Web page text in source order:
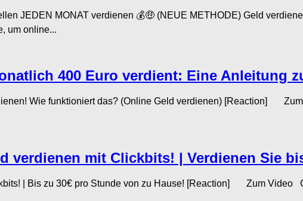
JEDEN MONAT verdienen 💰🤑 (NEUE METHODE) Geld
um online...
400 Euro verdient: Eine Anleitung
Wie funktioniert das? (Online Geld verdienen) [Reaction]
verdienen mit Clickbits! | Verdienen Sie
| Bis zu 30€ pro Stunde von zu Hause! [Reaction] Zum Video